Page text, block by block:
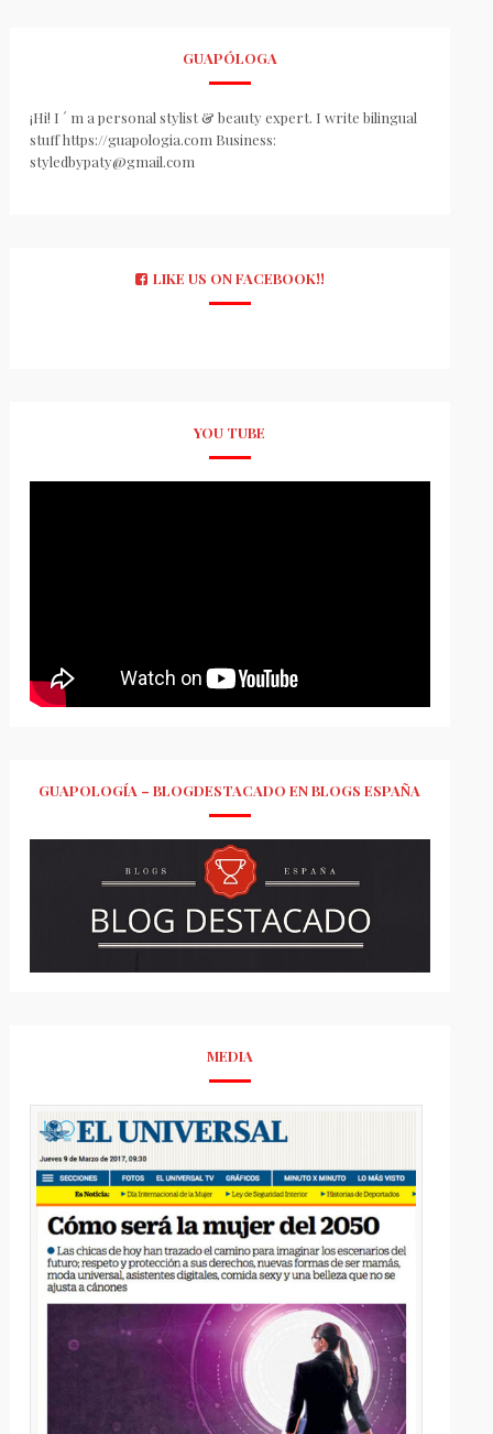
GUAPÓLOGA
¡Hi! I ´ m a personal stylist & beauty expert. I write bilingual
stuff https://guapologia.com Business:
styledbypaty@gmail.com
LIKE US ON FACEBOOK!!
YOU TUBE
GUAPOLOGÍA – BLOGDESTACADO EN BLOGS ESPAÑA
MEDIA